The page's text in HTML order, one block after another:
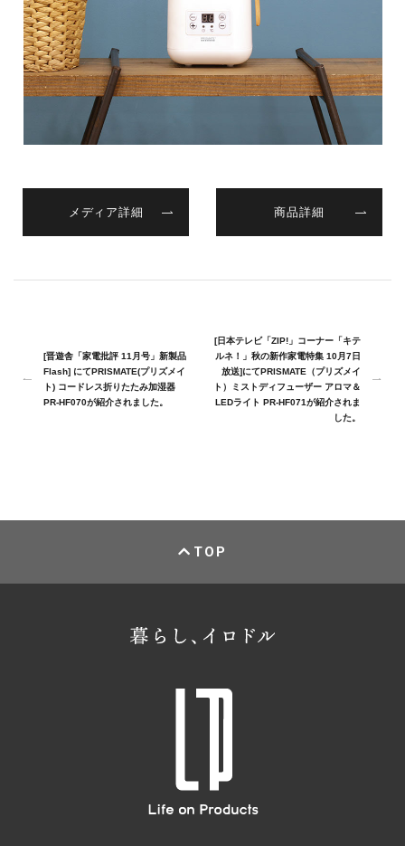
メディア詳細 商品詳細
[晋遊舎「家電批評 11月号」新製品
Flash] にてPRISMATE(プリズメイ
ト) コードレス折りたたみ加湿器
PR-HF070が紹介されました。
[日本テレビ「ZIP!」コーナー「キテ
ルネ！」秋の新作家電特集 10月7日
放送]にてPRISMATE（プリズメイ
ト）ミストディフューザー アロマ＆
LEDライト PR-HF071が紹介されま
した。
TOP